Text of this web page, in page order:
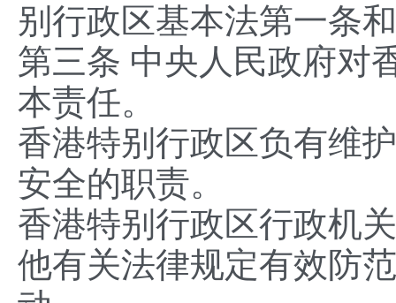
别行政区基本法第一条
第三条 中央人民政府对
本责任。
香港特别行政区负有维
安全的职责。
香港特别行政区行政机
他有关法律规定有效防